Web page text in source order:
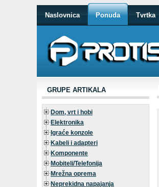
Naslovnica Ponuda Tvrtka
GRUPE ARTIKALA
Dom, vrt i hobi
Elektronika
Igraće konzole
Kabeli i adapteri
Komponente
Mobiteli/Telefonija
Mrežna oprema
Neprekidna napajanja